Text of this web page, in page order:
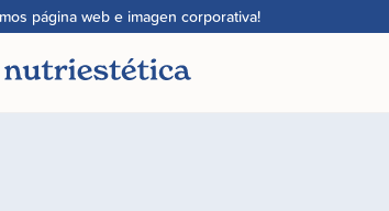
página web e imagen corporativa!